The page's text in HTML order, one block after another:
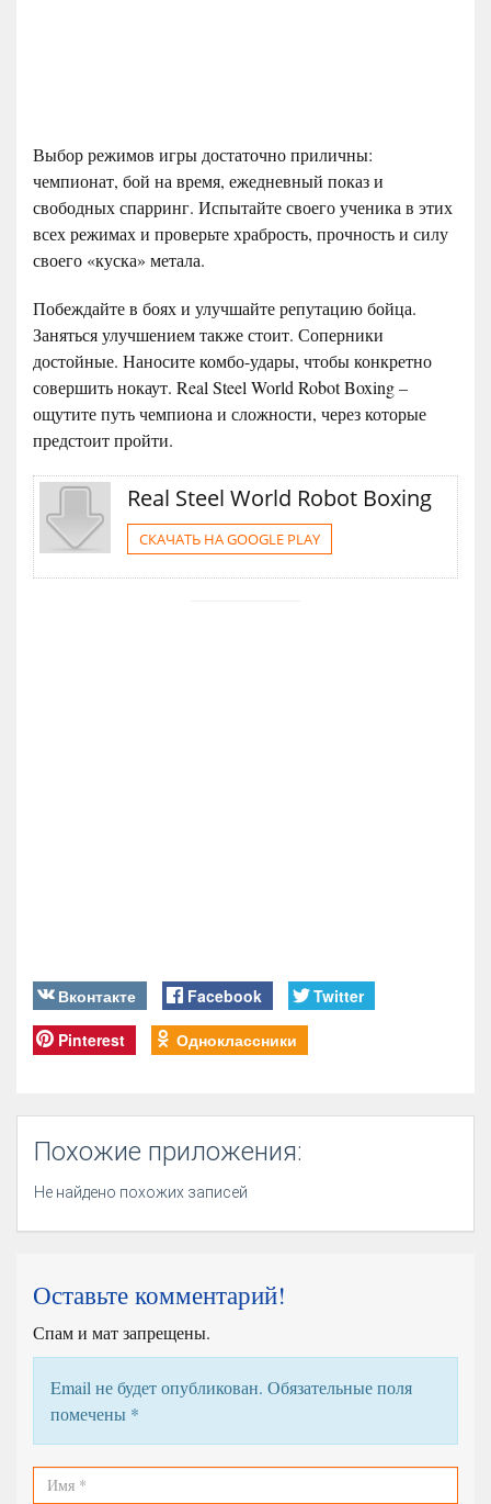
Выбор режимов игры достаточно приличны:
чемпионат, бой на время, ежедневный показ и
свободных спарринг. Испытайте своего ученика в этих
всех режимах и проверьте храбрость, прочность и силу
своего «куска» метала.
Побеждайте в боях и улучшайте репутацию бойца.
Заняться улучшением также стоит. Соперники
достойные. Наносите комбо-удары, чтобы конкретно
совершить нокаут. Real Steel World Robot Boxing –
ощутите путь чемпиона и сложности, через которые
предстоит пройти.
Real Steel World Robot Boxing
СКАЧАТЬ НА GOOGLE PLAY
Вконтакте Facebook Twitter
Pinterest Одноклассники
Похожие приложения:
Не найдено похожих записей
Оставьте комментарий!
Спам и мат запрещены.
Email не будет опубликован. Обязательные поля
помечены *